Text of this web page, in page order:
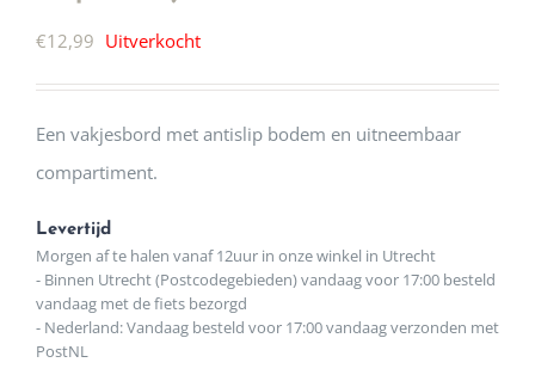
€12,99 Uitverkocht
Een vakjesbord met antislip bodem en uitneembaar
compartiment.
Levertijd
Morgen af te halen vanaf 12uur in onze winkel in Utrecht
- Binnen Utrecht (Postcodegebieden) vandaag voor 17:00 besteld
vandaag met de fiets bezorgd
- Nederland: Vandaag besteld voor 17:00 vandaag verzonden met
PostNL